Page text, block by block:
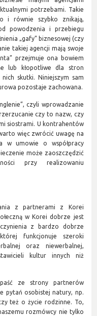
potrzebami. Takie
i równie szybko znikają,
powodzenia i przebiegu
„gafy” biznesowej (czy
takiej agencji mają swoje
przejmuje ona bowiem
lub kłopotliwe dla stron
skutki. Niniejszym sam
pozostaje zachowana.
czyli wprowadzanie
czy to nazw, czy
siostrami. U kontrahentów
więc zwrócić uwagę na
umowie o współpracy
może zaoszczędzić
przy realizowaniu
z partnerami z Korei
w Korei dobrze jest
z bardzo dobrze
funkcjonuje szeroki
oraz niewerbalnej,
kultur innych niż
ze strony partnerów
pytań osobistej natury, np.
też o życie rodzinne. To,
rozmówcy nie tylko